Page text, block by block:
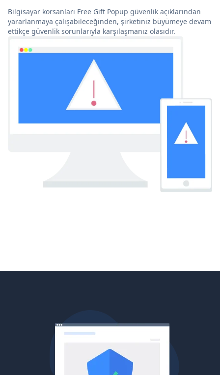
Bilgisayar korsanları Free Gift Popup güvenlik açıklarından
yararlanmaya çalışabileceğinden, şirketiniz büyümeye devam
ettikçe güvenlik sorunlarıyla karşılaşmanız olasıdır.